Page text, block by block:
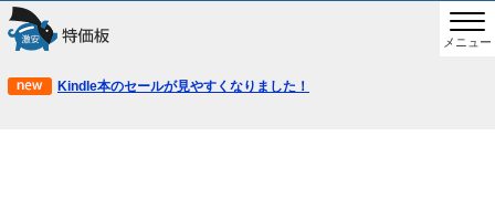
メニュー
Kindle本のセールが見やすくなりました！